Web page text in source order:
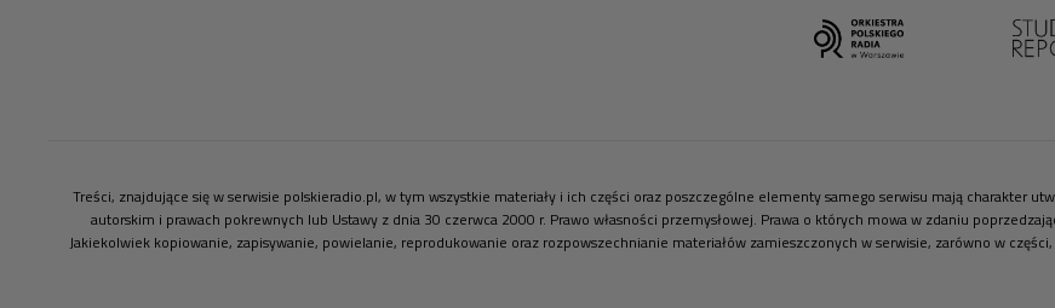
Treści, znajdujące się w serwisie polskieradio.pl, w tym wszystkie materiały i ich części oraz poszczególne elementy samego serwisu mają charakter
autorskim i prawach pokrewnych lub Ustawy z dnia 30 czerwca 2000 r. Prawo własności przemysłowej. Prawa o których mowa w zdaniu
Jakiekolwiek kopiowanie, zapisywanie, powielanie, reprodukowanie oraz rozpowszechnianie materiałów zamieszczonych w serwisie, zarówno w